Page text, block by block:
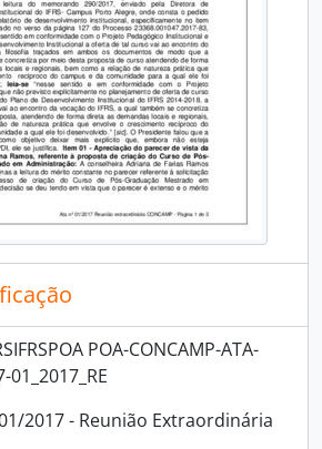
POA-CONCAMP-ATA-
01_2017_RE
2017 - Reunião Extraordinária